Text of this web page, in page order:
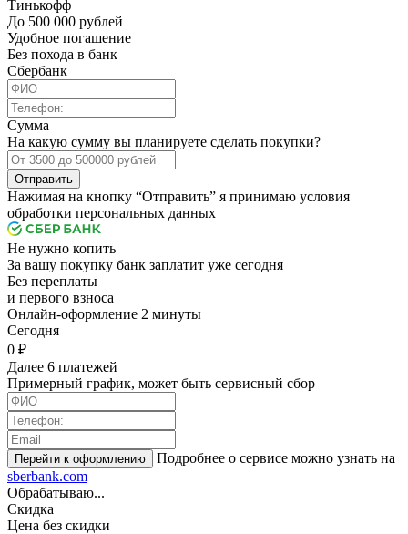
Тинькофф
До 500 000 рублей
Удобное погашение
Без похода в банк
Сбербанк
Сумма
На какую сумму вы планируете сделать покупки?
Отправить
Нажимая на кнопку “Отправить” я принимаю условия
обработки персональных данных
Не нужно копить
За вашу покупку банк заплатит уже сегодня
Без переплаты
и первого взноса
Онлайн-оформление 2 минуты
Cегодня
0 ₽
Далее 6 платежей
Примерный график, может быть сервисный сбор
Подробнее о сервисе можно узнать на
sberbank.com
Обрабатываю...
Скидка
Цена без скидки